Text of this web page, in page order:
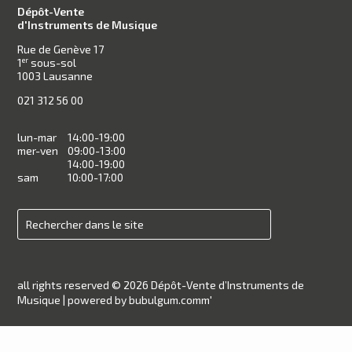
Dépôt-Vente
d'Instruments de Musique
Rue de Genève 17
1er sous-sol
1003 Lausanne
021 312 56 00
lun-mar
14:00-19:00
mer-ven
09:00-13:00
14:00-19:00
sam
10:00-17:00
all rights reserved © 2026 Dépôt-Vente d’Instruments de
Musique |powered by bubulgum.comm'